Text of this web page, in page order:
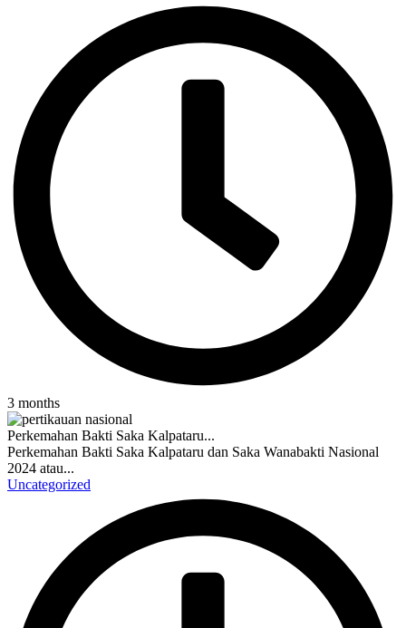
3 months
Perkemahan Bakti Saka Kalpataru...
Perkemahan Bakti Saka Kalpataru dan Saka Wanabakti Nasional
2024 atau...
Uncategorized